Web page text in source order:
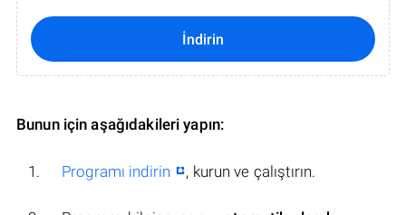
İndirin
Bunun için aşağıdakileri yapın:
Programı indirin , kurun ve çalıştırın.